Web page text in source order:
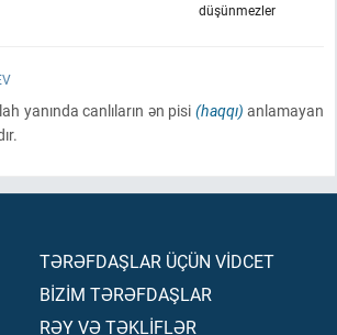
düşünmezler
yanında canlıların ən pisi (haqqı) anlamayan
TƏRƏFDAŞLAR ÜÇÜN VİDCET
BİZİM TƏRƏFDAŞLAR
RƏY VƏ TƏKLİFLƏR